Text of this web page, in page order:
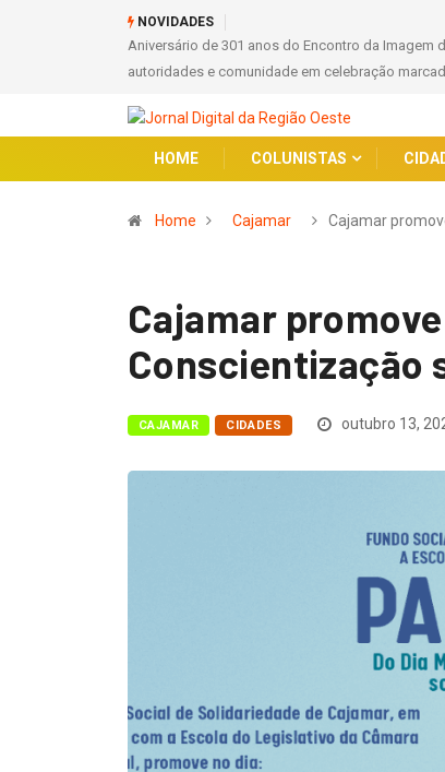
NOVIDADES
Aniversário de 301 anos do Encontro da Imagem
autoridades e comunidade em celebração
HOME COLUNISTAS
Home Cajamar Cajamar
Cajamar
Conscientização
CAJAMAR CIDADES outubro 13,